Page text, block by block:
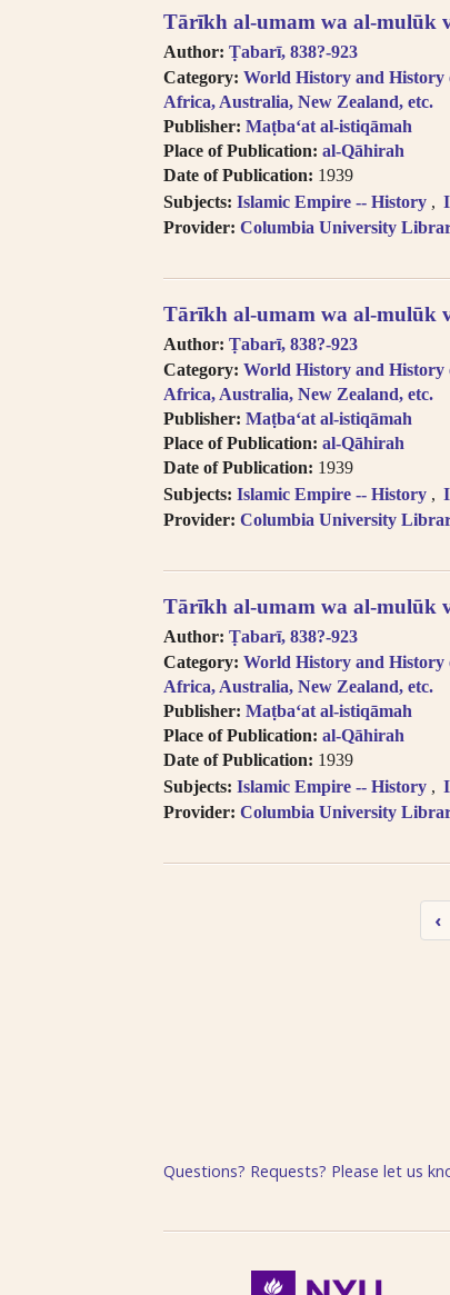
Tārīkh al-umam wa al-mulūk
Author: Ṭabarī, 838?-923
Category: World History and History
Africa, Australia, New Zealand, etc.
Publisher: Maṭbaʻat al-istiqāmah
Place of Publication: al-Qāhirah
Date of Publication: 1939
Subjects: Islamic Empire -- History
Provider: Columbia University
Tārīkh al-umam wa al-mulūk
Author: Ṭabarī, 838?-923
Category: World History and History
Africa, Australia, New Zealand, etc.
Publisher: Maṭbaʻat al-istiqāmah
Place of Publication: al-Qāhirah
Date of Publication: 1939
Subjects: Islamic Empire -- History
Provider: Columbia University
Tārīkh al-umam wa al-mulūk
Author: Ṭabarī, 838?-923
Category: World History and History
Africa, Australia, New Zealand, etc.
Publisher: Maṭbaʻat al-istiqāmah
Place of Publication: al-Qāhirah
Date of Publication: 1939
Subjects: Islamic Empire -- History
Provider: Columbia University
‹
Questions? Requests? Please let us